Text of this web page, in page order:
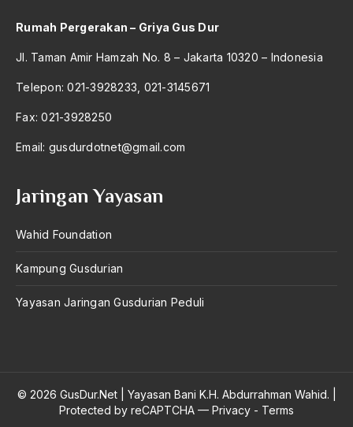
Rumah Pergerakan – Griya Gus Dur
Jl. Taman Amir Hamzah No. 8 – Jakarta 10320 – Indonesia
Telepon: 021-3928233, 021-3145671
Fax: 021-3928250
Email: gusdurdotnet@gmail.com
Jaringan Yayasan
Wahid Foundation
Kampung Gusdurian
Yayasan Jaringan Gusdurian Peduli
© 2026 GusDur.Net Yayasan Bani K.H. Abdurrahman Wahid.
Protected by reCAPTCHA — Privacy - Terms